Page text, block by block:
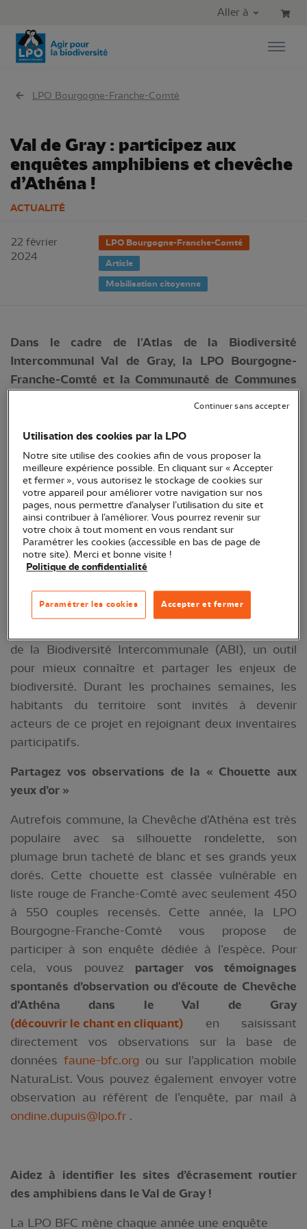
Aller au menu principal
Aller à
LPO Bourgogne-Franche-Comté
Val de Gray : participez aux
enquêtes amphibiens et chevêche
d’Athéna !
ACTUALITÉ
22 février
2024
LPO Bourgogne-Franche-Comté
Article
Mobilisation citoyenne
Dans le cadre de l'Atlas de la Biodiversité
Intercommunal Val de Gray, la LPO Bourgogne-
Franche-Comté et la Communauté de Communes
l’acceptez : aider à recenser les populations de
Chevêche d’Athéna et/ou à recenser les sites
d’écrasement routier des amphibiens. Pas besoin
d’être un spécialiste pour participer : ces
événements sont ouverts à tous, à réaliser seul ou
en famille. Ils sont l’occasion idéale d’en apprendre
plus sur nos petits voisins tout en aidant à
améliorer les connaissances locales !
Depuis 2023, l'intercommunalité du Val de Gray
s'est engagée avec l'Office Français de la
de la Biodiversité Intercommunale (ABI), un outil
pour mieux connaître et partager les enjeux de
biodiversité. Durant les prochaines semaines, les
habitants du territoire sont invités à devenir
acteurs de ce projet en rejoignant deux inventaires
participatifs.
Partagez vos observations de la « Chouette aux
yeux d’or »
Autrefois commune, la Chevêche d’Athéna est très
populaire avec sa silhouette rondelette, son
plumage brun tacheté de blanc et ses grands yeux
dorés. Cette chouette est classée vulnérable en
liste rouge de Franche-Comté avec seulement 450
à 550 couples recensés. Cette année, la LPO
Bourgogne-Franche-Comté vous propose de
participer à son enquête dédiée à l’espèce. Pour
cela, vous pouvez partager vos témoignages
spontanés d’observation ou d'écoute de Chevêche
d’Athéna dans le Val de Gray
(découvrir le chant en cliquant) en saisissant
directement vos observations sur la base de
données faune-bfc.org ou sur l’application mobile
NaturaList. Vous pouvez également envoyer votre
observation au référent de l’enquête, par mail à
ondine.dupuis@lpo.fr .
Aidez à identifier les sites d’écrasement routier
des amphibiens dans le Val de Gray !
La LPO BFC mène chaque année une enquête
Utilisation des cookies par la LPO
Notre site utilise des cookies afin de vous proposer la
meilleure expérience possible. En cliquant sur « Accepter
et fermer », vous autorisez le stockage de cookies sur
votre appareil pour améliorer votre navigation sur nos
pages, nous permettre d’analyser l’utilisation du site et
ainsi contribuer à l’améliorer. Vous pourrez revenir sur
votre choix à tout moment en vous rendant sur
Paramétrer les cookies (accessible en bas de page de
notre site). Merci et bonne visite !
Politique de confidentialité
Accepter et fermer
Paramétrer les cookies
Continuer sans accepter